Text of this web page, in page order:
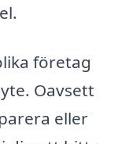
företag
Oavsett
eller